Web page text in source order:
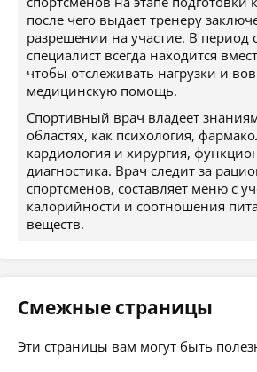
после чего выдает тренеру
разрешении на участие. В период
специалист всегда находится
чтобы отслеживать нагрузки и
медицинскую помощь.
Спортивный врач владеет
областях, как психология,
кардиология и хирургия,
диагностика. Врач следит за
спортсменов, составляет меню с
калорийности и соотношения
веществ.
Смежные страницы
Эти страницы вам могут быть